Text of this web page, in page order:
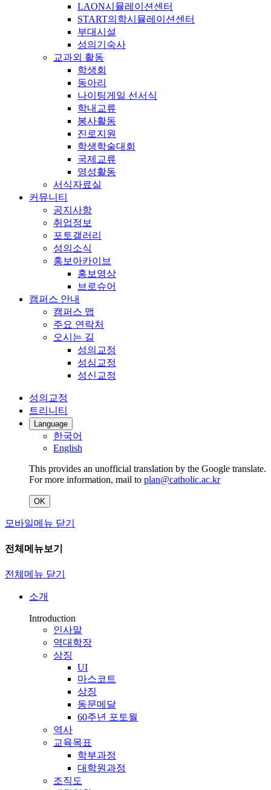
LAON시뮬레이션센터
START의학시뮬레이션센터
부대시설
성의기숙사
교과외 활동
학생회
동아리
나이팅게일 선서식
학내교류
봉사활동
진로지원
학생학술대회
국제교류
영성활동
서식자료실
커뮤니티
공지사항
취업정보
포토갤러리
성의소식
홍보아카이브
홍보영상
브로슈어
캠퍼스 안내
캠퍼스 맵
주요 연락처
오시는 길
성의교정
성심교정
성신교정
성의교정
트리니티
Language
한국어
English
This provides an unofficial translation by the Google translate.
For more information, mail to plan@catholic.ac.kr
OK
모바일메뉴 닫기
전체메뉴보기
전체메뉴 닫기
소개
Introduction
인사말
역대학장
상징
UI
마스코트
상징
동문메달
60주년 포토월
역사
교육목표
학부과정
대학원과정
조직도